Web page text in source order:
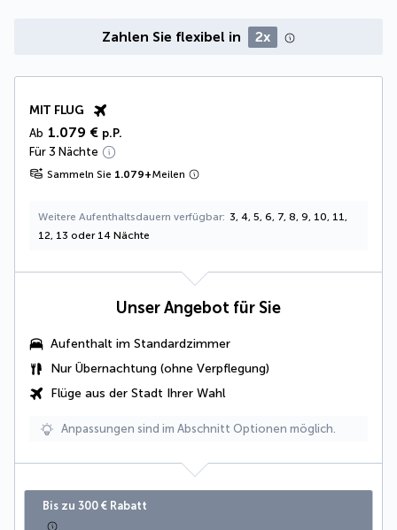
Zahlen Sie flexibel in 2x
MIT FLUG
Ab 1.079 € p.P.
Für 3 Nächte
Sammeln Sie 1.079+Meilen
Weitere Aufenthaltsdauern verfügbar 3, 4, 5, 6, 7, 8, 9, 10, 11,
12, 13 oder 14 Nächte
Unser Angebot für Sie
Aufenthalt im Standardzimmer
Nur Übernachtung (ohne Verpflegung)
Flüge aus der Stadt Ihrer Wahl
Anpassungen sind im Abschnitt Optionen möglich.
Bis zu 300 € Rabatt